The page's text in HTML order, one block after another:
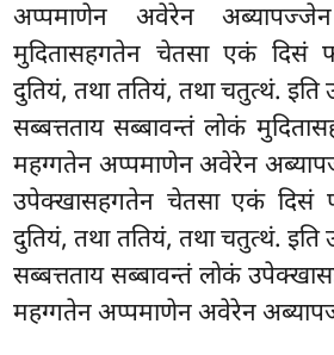
अप्पमाणेन अवेरेन अब्यापज्जेन
मुदितासहगतेन चेतसा एकं दिसं
दुतियं, तथा ततियं, तथा चतुत्थं. इति
सब्बत्तताय सब्बावन्तं लोकं
महग्गतेन अप्पमाणेन अवेरेन
उपेक्खासहगतेन चेतसा एकं दिसं
दुतियं, तथा ततियं, तथा चतुत्थं. इति
सब्बत्तताय सब्बावन्तं लोकं
महग्गतेन अप्पमाणेन अवेरेन